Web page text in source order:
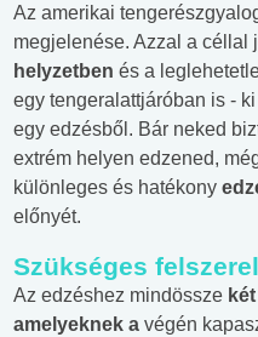
Az amerikai
megjelenése. Azzal a céllal
helyzetben és a
egy tengeralattjáróban is -
egy edzésből. Bár neked
extrém helyen edzened,
különleges és hatékony
előnyét.
Szükséges
Az edzéshez mindössze
amelyeknek a végén